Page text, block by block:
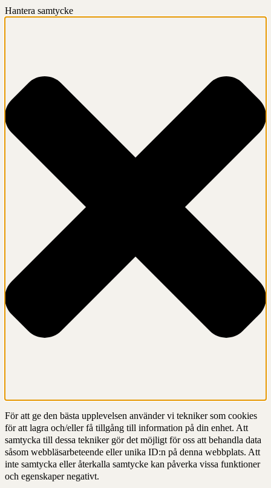
Hantera samtycke
För att ge den bästa upplevelsen använder vi tekniker som cookies
för att lagra och/eller få tillgång till information på din enhet. Att
samtycka till dessa tekniker gör det möjligt för oss att behandla data
såsom webbläsarbeteende eller unika ID:n på denna webbplats. Att
inte samtycka eller återkalla samtycke kan påverka vissa funktioner
och egenskaper negativt.